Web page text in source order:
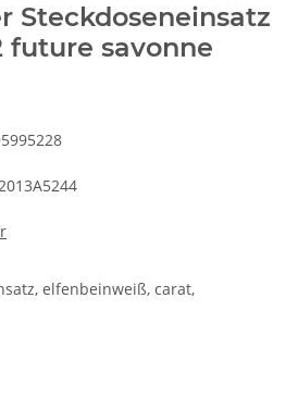
Steckdoseneinsatz
future savonne
elfenbeinweiß, carat,